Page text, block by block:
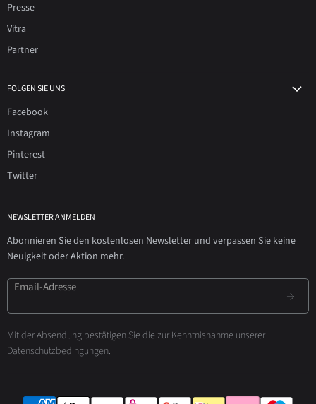
Presse
Vitra
Partner
FOLGEN SIE UNS
Facebook
Instagram
Pinterest
Twitter
NEWSLETTER ANMELDEN
Abonnieren Sie den kostenlosen Newsletter und verpassen Sie keine
Neuigkeit oder Aktion mehr.
Email-Adresse
Mit der Absendung bestätigen Sie die zur Kenntnisnahme unserer
Datenschutzbedingungen.